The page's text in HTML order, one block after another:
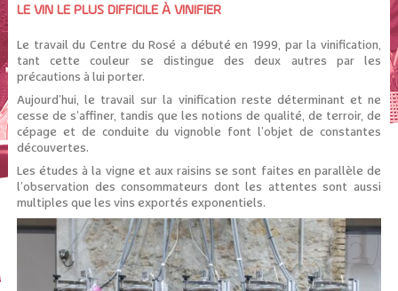
LE VIN LE PLUS DIFFICILE À VINIFIER
Le travail du Centre du Rosé a débuté en 1999, par la vinification,
tant cette couleur se distingue des deux autres par les
précautions à lui porter.
Aujourd’hui, le travail sur la vinification reste déterminant et ne
cesse de s’affiner, tandis que les notions de qualité, de terroir, de
cépage et de conduite du vignoble font l’objet de constantes
découvertes.
Les études à la vigne et aux raisins se sont faites en parallèle de
l’observation des consommateurs dont les attentes sont aussi
multiples que les vins exportés exponentiels.